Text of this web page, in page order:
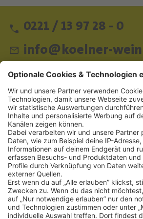
0221 / 13 97 28 - 0
info@koelner-
Schnellzugriff
ZAHLUNGSMETHODEN
SOCIAL
NEWSLETTER
BESUCHEN SIE UNS